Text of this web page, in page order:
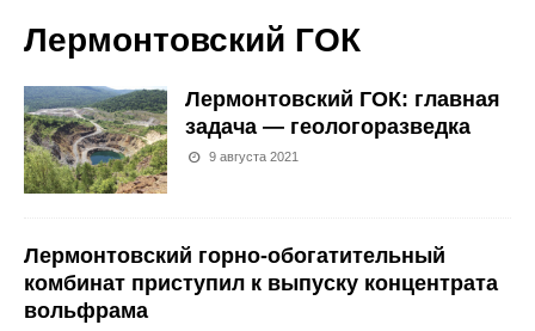
Лермонтовский ГОК
Лермонтовский ГОК: главная
задача — геологоразведка
9 августа 2021
Лермонтовский горно-обогатительный
комбинат приступил к выпуску концентрата
вольфрама